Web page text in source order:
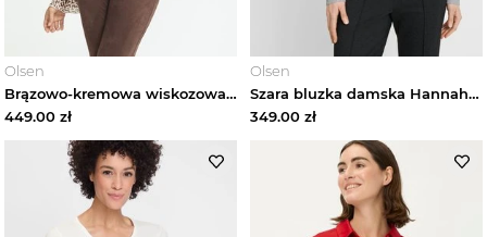
Olsen
Brązowo-kremowa wiskozowa koszula damska ze wzorem i falbanami – Designer Choice Olsen
449.00 zł
Olsen
Szara bluzka damska Hannah w kwiaty i panterkę – Cosmic Chic Olsen
349.00 zł